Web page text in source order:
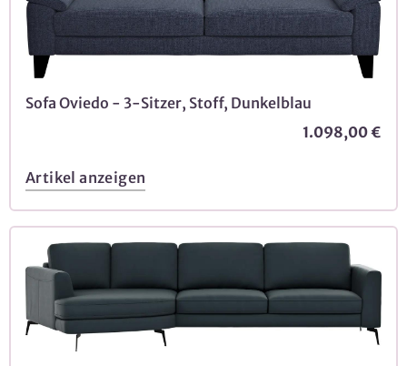
Sofa Oviedo - 3-Sitzer, Stoff, Dunkelblau
1.098,00 €
Artikel anzeigen